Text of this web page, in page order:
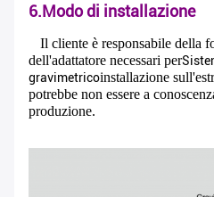
Lasciate un
Ti
6.Modo di installazione
Il cliente è responsabile della
dell'adattatore necessari per
gravimetricoinstallazione
potrebbe non essere a
produzione.